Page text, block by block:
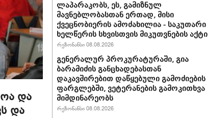
და
და
ლაპარაკობს, ეს, გამიზნულ
მავნებლობასთან ერთად, მისი
ქვეცნობიერის ამოძახილია - საკუთარი
ხელწერის სხვისთვის მიკუთვნების აქტი
რეზონანსი 08.08.2026
გენერალურ პროკურატურაში, გია
ბარამიძის განცხადებასთან
დაკავშირებით დაწყებული გამოძიების
ფარგლებში, ვეტერანების გამოკითხვა
მიმდინარეობს
რეზონანსი 08.08.2026